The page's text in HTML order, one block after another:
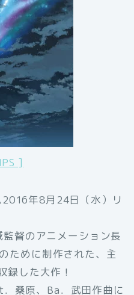
]
年8月24日（水）リ
督のアニメーション長
ために制作された、主
録した大作！
桑原、Ba．武田作曲に